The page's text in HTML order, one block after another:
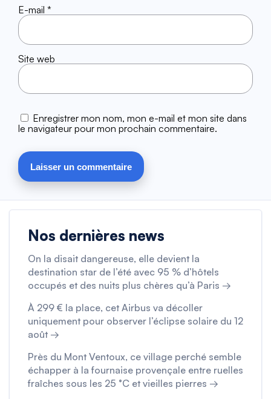
E-mail *
Site web
Enregistrer mon nom, mon e-mail et mon site dans
le navigateur pour mon prochain commentaire.
Nos dernières news
On la disait dangereuse, elle devient la
destination star de l’été avec 95 % d’hôtels
occupés et des nuits plus chères qu’à Paris →
À 299 € la place, cet Airbus va décoller
uniquement pour observer l’éclipse solaire du 12
août →
Près du Mont Ventoux, ce village perché semble
échapper à la fournaise provençale entre ruelles
fraîches sous les 25 °C et vieilles pierres →